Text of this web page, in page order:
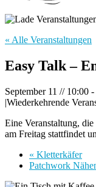
« Alle Veranstaltungen
Easy Talk –
September 11 // 10:00 -
|Wiederkehrende
Eine Veranstaltung,
am Freitag stattfindet
« Kletterkäfer
Patchwork